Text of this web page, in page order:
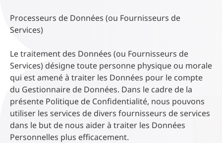
Processeurs de Données (ou Fournisseurs de
Services)
Le traitement des Données (ou Fournisseurs de
Services) désigne toute personne physique ou morale
qui est amené à traiter les Données pour le compte
du Gestionnaire de Données. Dans le cadre de la
présente Politique de Confidentialité, nous pouvons
utiliser les services de divers fournisseurs de services
dans le but de nous aider à traiter les Données
Personnelles plus efficacement.